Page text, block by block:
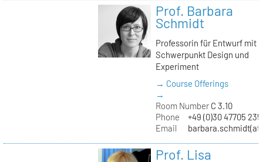
Prof. Barbara
Schmidt
Professorin für Entwurf mit
Schwerpunkt Design und
Experiment
→ Course Offerings
→
Room NumberC 3.10
Phone
+49 (0)30 47705 235
Email
Prof. Lisa